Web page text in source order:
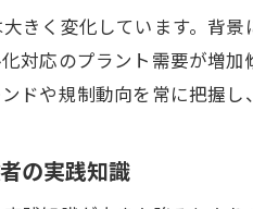
プラント工事を活か
プラント工事経験者が語
プラント工事経験者
プラント工事経験を活
きく変化しています。背
対応のプラント需要が増
ドや規制動向を常に把握
の実践知識